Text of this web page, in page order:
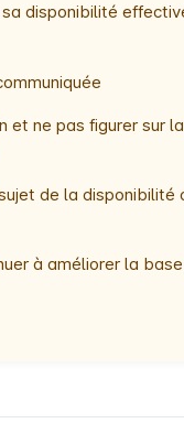
disponibilité
ne pas figurer sur
de la
à améliorer la